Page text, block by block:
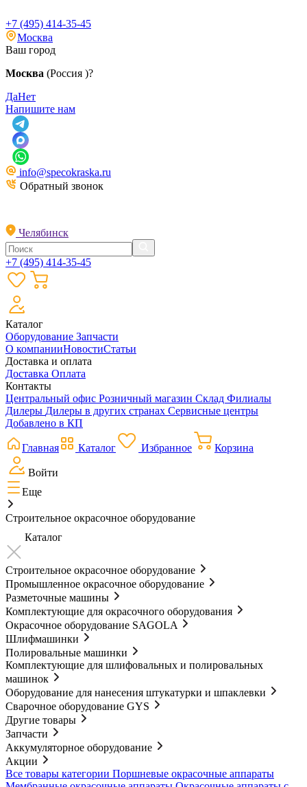
+7 (495) 414-35-45
Москва
Ваш город
Москва (Россия )?
ДаНет
Напишите нам
info@specokraska.ru
Обратный звонок
Челябинск
+7 (495) 414-35-45
Каталог
Оборудование Запчасти
О компанииНовостиСтатьи
Доставка и оплата
Доставка Оплата
Контакты
Центральный офис Розничный магазин Склад Филиалы
Дилеры Дилеры в других странах Сервисные центры
Добавлено в КП
Главная Каталог Избранное Корзина
Войти
Еще
Строительное окрасочное оборудование
Каталог
Строительное окрасочное оборудование
Промышленное окрасочное оборудование
Разметочные машины
Комплектующие для окрасочного оборудования
Окрасочное оборудование SAGOLA
Шлифмашинки
Полировальные машинки
Комплектующие для шлифовальных и полировальных
машинок
Оборудование для нанесения штукатурки и шпаклевки
Сварочное оборудование GYS
Другие товары
Запчасти
Аккумуляторное оборудование
Акции
Все товары категории Поршневые окрасочные аппараты